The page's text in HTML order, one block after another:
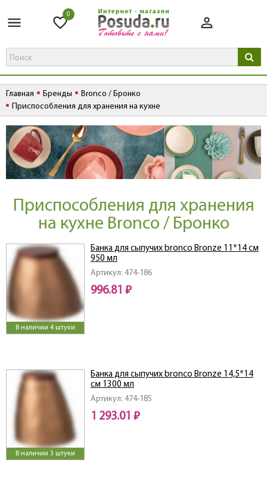
0
Главная Бренды
Bronco / Бронко
Приспособления для хранения на кухне
Приспособления для хранения
на кухне Bronco / Бронко
В наличии 4 штуки
Артикул: 474-186
Банка для сыпучих bronco Bronze 11*14 см
950 мл
996.81 ₽
В наличии 3 штуки
Артикул: 474-185
Банка для сыпучих bronco Bronze 14,5*14
см 1300 мл
1 293.01 ₽